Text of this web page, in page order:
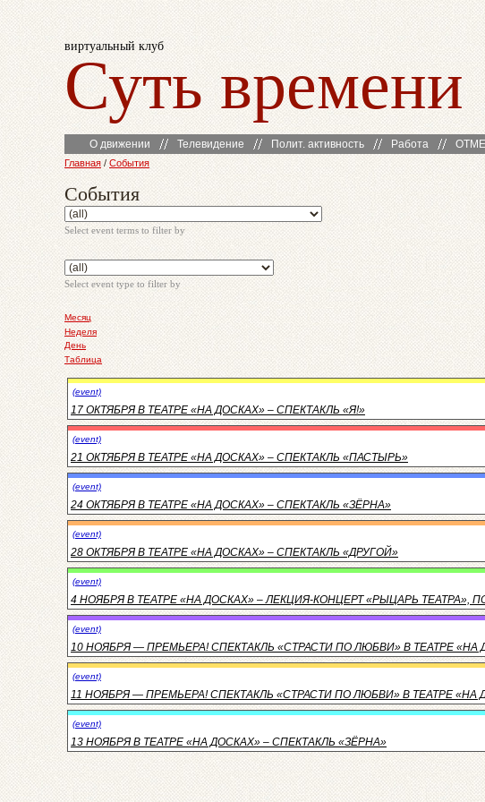
виртуальный клуб
Суть времени
О движении Телевидение Полит. активность Работа
Главная / События
События
Select event terms to filter by
Select event type to filter by
Месяц
Неделя
День
Таблица
(event)
17 ОКТЯБРЯ В ТЕАТРЕ «НА ДОСКАХ» – СПЕКТАКЛЬ «Я!»
(event)
21 ОКТЯБРЯ В ТЕАТРЕ «НА ДОСКАХ» – СПЕКТАКЛЬ «ПАСТЫРЬ»
(event)
24 ОКТЯБРЯ В ТЕАТРЕ «НА ДОСКАХ» – СПЕКТАКЛЬ «ЗЁРНА»
(event)
28 ОКТЯБРЯ В ТЕАТРЕ «НА ДОСКАХ» – СПЕКТАКЛЬ «ДРУГОЙ»
(event)
4 НОЯБРЯ В ТЕАТРЕ «НА ДОСКАХ» – ЛЕКЦИЯ-КОНЦЕРТ «РЫЦАРЬ
(event)
10 НОЯБРЯ — ПРЕМЬЕРА! СПЕКТАКЛЬ «СТРАСТИ ПО ЛЮБВИ» В ТЕАТРЕ «НА
(event)
11 НОЯБРЯ — ПРЕМЬЕРА! СПЕКТАКЛЬ «СТРАСТИ ПО ЛЮБВИ» В ТЕАТРЕ «НА
(event)
13 НОЯБРЯ В ТЕАТРЕ «НА ДОСКАХ» – СПЕКТАКЛЬ «ЗЁРНА»